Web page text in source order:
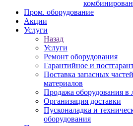
Пром. оборудование
Акции
Услуги
Назад
Услуги
Ремонт оборудования
Гарантийное и
Поставка запасных
материалов
Продажа оборудования в
Организация доставки
Пусконаладка и
оборудования